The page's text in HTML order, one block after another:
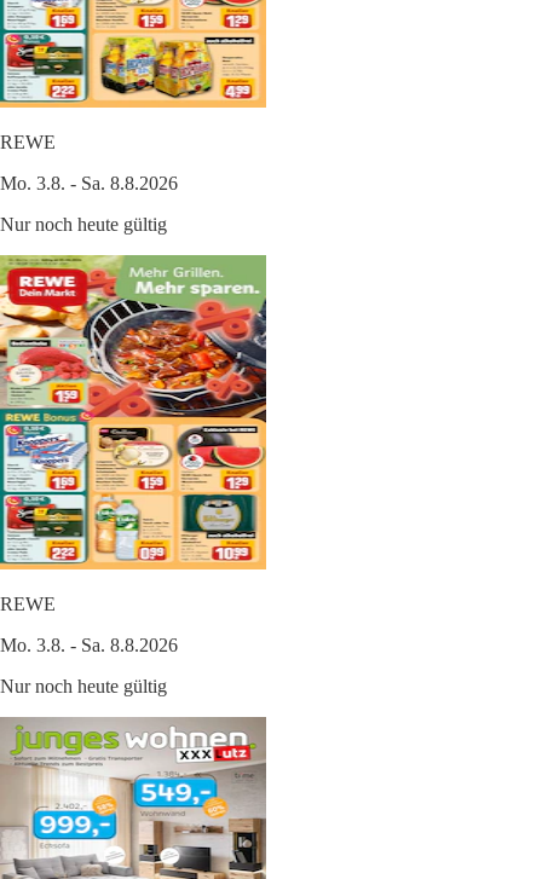
REWE
Mo. 3.8. - Sa. 8.8.2026
Nur noch heute gültig
REWE
Mo. 3.8. - Sa. 8.8.2026
Nur noch heute gültig